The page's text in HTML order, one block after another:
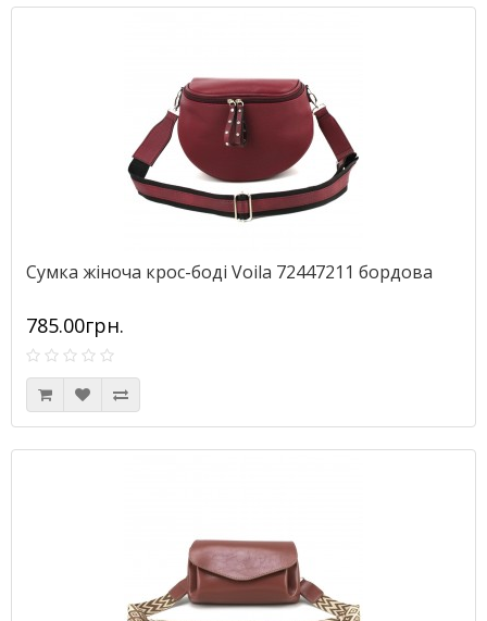
Сумка жіноча крос-боді Voila 72447211 бордова
785.00грн.